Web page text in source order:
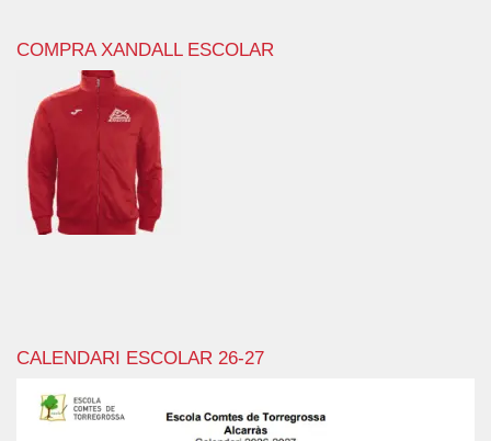
COMPRA XANDALL ESCOLAR
CALENDARI ESCOLAR 26-27